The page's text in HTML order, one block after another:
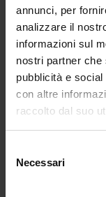
annunci, per
analizzare il
informazioni sul
nostri partner che
pubblicità e
con altre
raccolto dal suo
delNecessari
Il pagamento
acquisto.
positivo della
In caso di
completato,
dell’Ordine.
Posso